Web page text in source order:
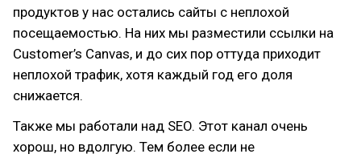
продуктов у нас остались сайты с неплохой
посещаемостью. На них мы разместили ссылки на
Customer’s Canvas, и до сих пор оттуда приходит
неплохой трафик, хотя каждый год его доля
снижается.
Также мы работали над SEO. Этот канал очень
хорош, но вдолгую. Тем более если не